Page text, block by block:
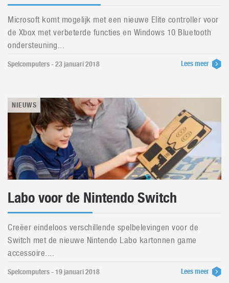
Microsoft komt mogelijk met een nieuwe Elite controller voor
de Xbox met verbeterde functies en Windows 10 Bluetooth
ondersteuning...
Spelcomputers - 23 januari 2018 Lees meer
NIEUWS
Labo voor de Nintendo Switch
Creëer eindeloos verschillende spelbelevingen voor de
Switch met de nieuwe Nintendo Labo kartonnen game
accessoire....
Spelcomputers - 19 januari 2018 Lees meer